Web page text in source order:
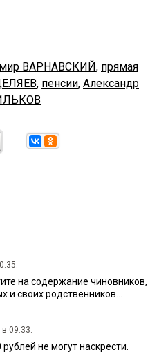
ВАРНАВСКИЙ, прямая
, пенсии, Александр
на содержание чиновников,
и своих родственников...
09:33:
не могут наскрести.